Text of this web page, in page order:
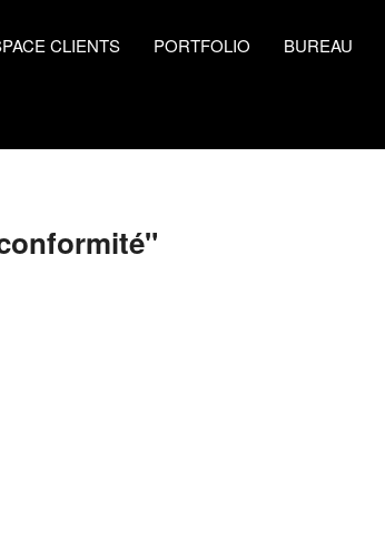
CLIENTS PORTFOLIO BUREAU